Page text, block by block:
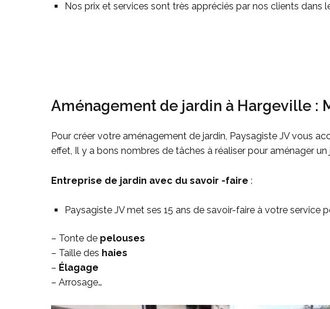
Nos prix et services sont très appréciés par nos clients dans
Aménagement de jardin à Hargeville :
Pour créer votre aménagement de jardin, Paysagiste JV vous
effet, Il y a bons nombres de tâches à réaliser pour aménager
Entreprise de jardin avec du savoir -faire :
Paysagiste JV met ses 15 ans de savoir-faire à votre service
– Tonte de pelouses
– Taille des haies
– Élagage
– Arrosage…